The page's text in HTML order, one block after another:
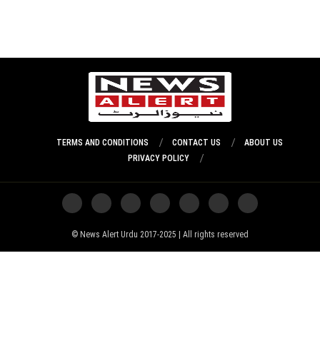
ABOUT US
CONTACT US
TERMS AND CONDITIONS
PRIVACY POLICY
News Alert Urdu 2017-2025 | All rights reserved ©